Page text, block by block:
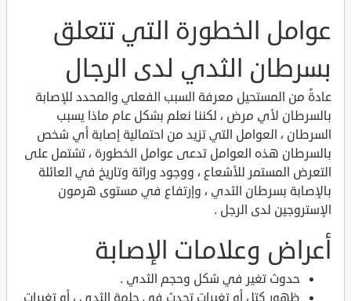
عوامل الخطورة التي تتعلق
بسرطان الثدي لدى الرجال
عادةً من المستحيل معرفة السبب الفعلي والمحدد للإصابة
بالسرطان لأي مرض ، لكننا نعلم بشكل عام ماذا يسبب
السرطان ، العوامل التي تزيد من احتمالية إصابة أي شخص
بالسرطان هذه العوامل تدعى عوامل الخطورة ، تشتمل على
التعرض المستمر للأشعاع ، ووجود وراثة وتاريخ في العائلة
بالإصابة بسرطان الثدي ، وإرتفاع في مستوى هرمون
الإستروجين لدى الرجل .
أعراض وعلامات الإصابة
حدوث تغير في شكل وحجم الثدي .